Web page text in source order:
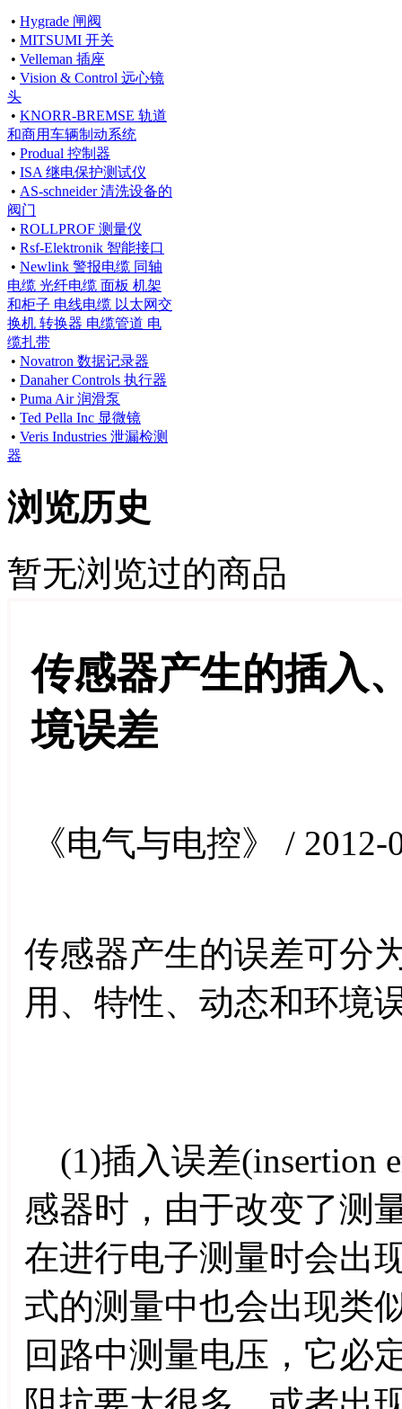
• Hygrade 闸阀
• MITSUMI 开关
• Velleman 插座
• Vision & Control 远心镜
头
• KNORR-BREMSE 轨道
和商用车辆制动系统
• Produal 控制器
• ISA 继电保护测试仪
• AS-schneider 清洗设备的
阀门
• ROLLPROF 测量仪
• Rsf-Elektronik 智能接口
• Newlink 警报电缆 同轴
电缆 光纤电缆 面板 机架
和柜子 电线电缆 以太网交
换机 转换器 电缆管道 电
缆扎带
• Novatron 数据记录器
• Danaher Controls 执行器
• Puma Air 润滑泵
• Ted Pella Inc 显微镜
• Veris Industries 泄漏检测
器
浏览历史
暂无浏览过的商品
传感器产生的插入
境误差
《电气与电控》 / 2012-
传感器产生的误差可分
用、特性、动态和环境
(1)插入误差(insertion
感器时，由于改变了测
在进行电子测量时会出
式的测量中也会出现类
回路中测量电压，它必